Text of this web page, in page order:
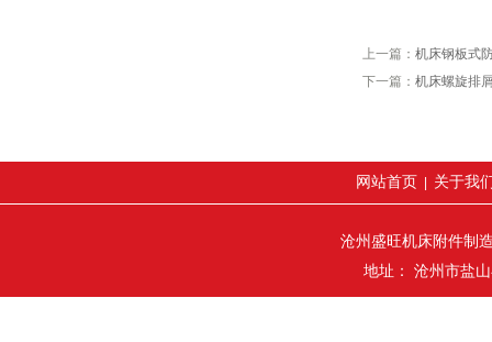
上一篇： 机床钢板式
下一篇： 机床螺旋排
网站首页 关于我
沧州盛旺机床附件制
地址： 沧州市盐